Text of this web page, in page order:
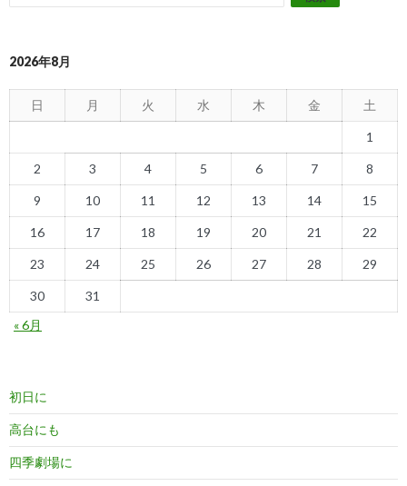
2026年8月
日 月 火 水 木 金 土
1
2 3 4 5 6 7 8
9 10 11 12 13 14 15
16 17 18 19 20 21 22
23 24 25 26 27 28 29
30
31
« 6月
初日に
高台にも
四季劇場に